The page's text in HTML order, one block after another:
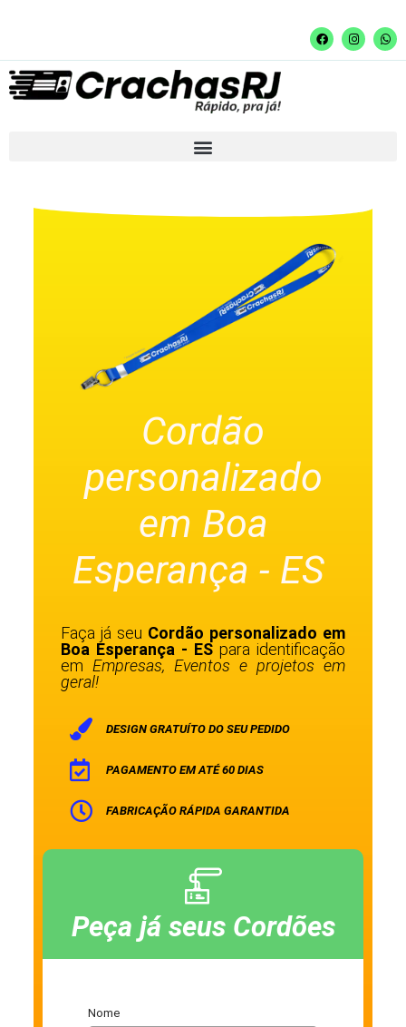
Cordão
personalizado
em Boa
Esperança - ES
Faça já seu Cordão personalizado em
Boa Esperança - ES para identificação
emEmpresas, Eventos e projetos em
geral!
DESIGN GRATUÍTO DO SEU PEDIDO
PAGAMENTO EM ATÉ 60 DIAS
FABRICAÇÃO RÁPIDA GARANTIDA
Peça já seus Cordões
Nome